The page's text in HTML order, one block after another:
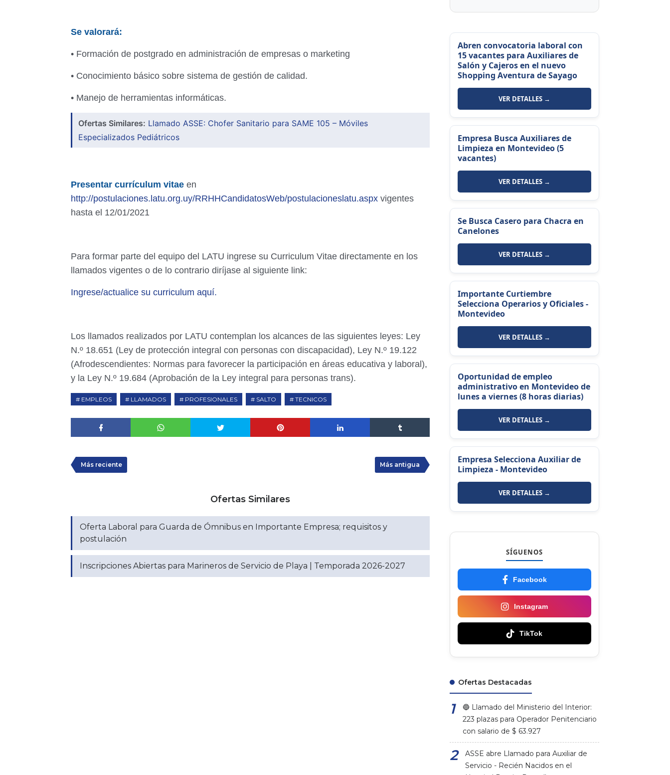
Se valorará:
• Formación de postgrado en administración de empresas o marketing
• Conocimiento básico sobre sistema de gestión de calidad.
• Manejo de herramientas informáticas.
Ofertas Similares: Llamado ASSE: Chofer Sanitario para SAME 105 – Móviles
Especializados Pediátricos
Presentar currículum vitae en
http://postulaciones.latu.org.uy/RRHHCandidatosWeb/postulacioneslatu.aspx vigentes
hasta el 12/01/2021
Para formar parte del equipo del LATU ingrese su Curriculum Vitae directamente en los
llamados vigentes o de lo contrario diríjase al siguiente link:
Ingrese/actualice su curriculum aquí.
Los llamados realizados por LATU contemplan los alcances de las siguientes leyes: Ley
N.º 18.651 (Ley de protección integral con personas con discapacidad), Ley N.º 19.122
(Afrodescendientes: Normas para favorecer la participación en áreas educativa y laboral),
y la Ley N.º 19.684 (Aprobación de la Ley integral para personas trans).
EMPLEOS LLAMADOS PROFESIONALES SALTO TECNICOS
Más reciente Más antigua
Ofertas Similares
Oferta Laboral para Guarda de Ómnibus en Importante Empresa; requisitos y
postulación
Inscripciones Abiertas para Marineros de Servicio de Playa | Temporada 2026-2027
Abren convocatoria laboral con
15 vacantes para Auxiliares de
Salón y Cajeros en el nuevo
Shopping Aventura de Sayago
VER DETALLES →
Empresa Busca Auxiliares de
Limpieza en Montevideo (5
vacantes)
VER DETALLES →
Se Busca Casero para Chacra en
Canelones
VER DETALLES →
Importante Curtiembre
Selecciona Operarios y Oficiales -
Montevideo
VER DETALLES →
Oportunidad de empleo
administrativo en Montevideo de
lunes a viernes (8 horas diarias)
VER DETALLES →
Empresa Selecciona Auxiliar de
Limpieza - Montevideo
VER DETALLES →
SÍGUENOS
Facebook
Instagram
TikTok
Ofertas Destacadas
🔵 Llamado del Ministerio del Interior:
223 plazas para Operador Penitenciario
con salario de $ 63.927
ASSE abre Llamado para Auxiliar de
Servicio - Recién Nacidos en el